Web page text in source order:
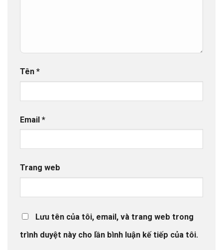
Tên *
Email *
Trang web
Lưu tên của tôi, email, và trang web trong
trình duyệt này cho lần bình luận kế tiếp của tôi.